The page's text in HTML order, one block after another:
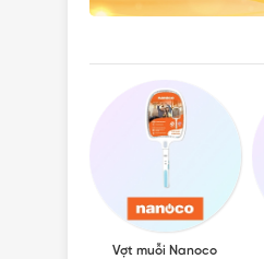
Vợt muỗi Nanoco